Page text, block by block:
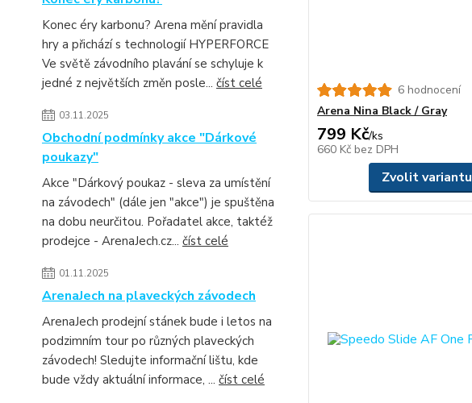
Konec éry karbonu? Arena mění pravidla
hry a přichází s technologií HYPERFORCE
Ve světě závodního plavání se schyluje k
jedné z největších změn posle... číst celé
03.11.2025
Obchodní podmínky akce "Dárkové
poukazy"
Akce "Dárkový poukaz - sleva za umístění
na závodech" (dále jen "akce") je spuštěna
na dobu neurčitou. Pořadatel akce, taktéž
prodejce - ArenaJech.cz... číst celé
01.11.2025
ArenaJech na plaveckých závodech
ArenaJech prodejní stánek bude i letos na
podzimním tour po různých plaveckých
závodech! Sledujte informační lištu, kde
bude vždy aktuální informace, ... číst celé
6 hodnocení
Arena Nina Black / Gray
799 Kč/ks
660 Kč bez DPH
Zvolit variantu